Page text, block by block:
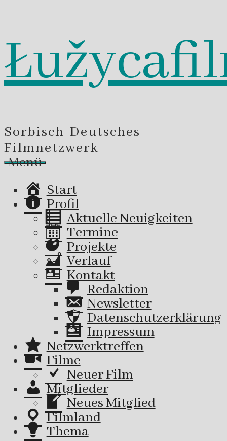
Zum
Inhalt
springen
Sorbisch-Deutsches
Filmnetzwerk
Menü
Start
Profil
Aktuelle Neuigkeiten
Termine
Projekte
Verlauf
Kontakt
Redaktion
Newsletter
Datenschutzerklärung
Impressum
Netzwerktreffen
Filme
Neuer Film
Mitglieder
Neues Mitglied
Filmland
Thema